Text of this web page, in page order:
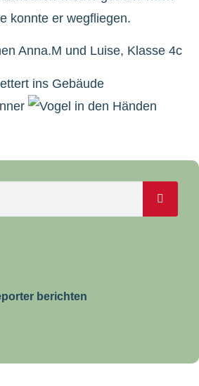
konnte er wegfliegen.
Anna.M und Luise, Klasse 4c
berichten